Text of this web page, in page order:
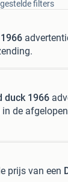
filters
duck 1966
de
prijs van een